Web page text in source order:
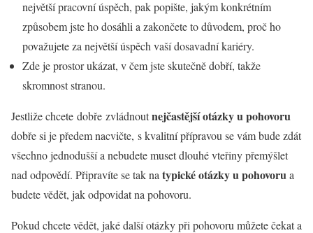
největší pracovní úspěch, pak popište, jakým konkrétním
způsobem jste ho dosáhli a zakončete to důvodem, proč ho
považujete za největší úspěch vaší dosavadní kariéry.
Zde je prostor ukázat, v čem jste skutečně dobří, takže
skromnost stranou.
Jestliže chcete dobře zvládnoutnejčastější otázky u pohovoru
dobře si je předem nacvičte, s kvalitní přípravou se vám bude zdát
všechno jednodušší a nebudete muset dlouhé vteřiny přemýšlet
nad odpovědí. Připravíte se tak na typické otázky u pohovorua
budete vědět, jak odpovidat na pohovoru.
Pokud chcete vědět, jaké další otázky při pohovoru můžete čekat a